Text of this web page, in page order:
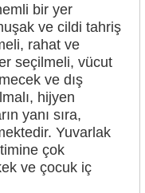
bir yer
ve cildi tahriş
rahat ve
seçilmeli, vücut
ve dış
hijyen
yanı sıra,
Yuvarlak
çok
ve çocuk iç